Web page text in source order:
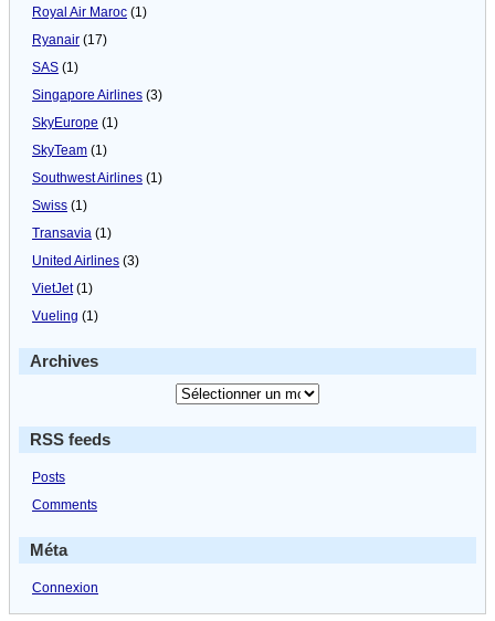
Royal Air Maroc (1)
Ryanair (17)
SAS (1)
Singapore Airlines (3)
SkyEurope (1)
SkyTeam (1)
Southwest Airlines (1)
Swiss (1)
Transavia (1)
United Airlines (3)
VietJet(1)
Vueling (1)
Archives
RSS feeds
Posts
Comments
Méta
Connexion